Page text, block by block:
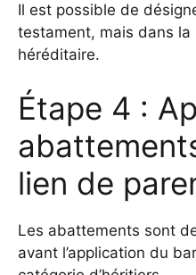
Il est possible de
testament, mais dans la
héréditaire.
Étape 4 :
lien de
Les abattements sont
avant l’application du